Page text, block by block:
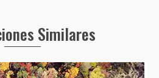
Similares